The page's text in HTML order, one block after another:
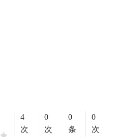
4
次
0
次
0
条
0
次